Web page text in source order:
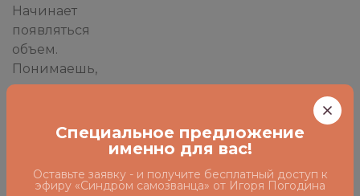
Начинает
появляться
объем.
Понимаешь,
что ты
человек,
представлял.
Специальное предложение
именно для вас!
Оставьте заявку - и получите бесплатный доступ к
эфиру «Синдром самозванца» от Игоря Погодина